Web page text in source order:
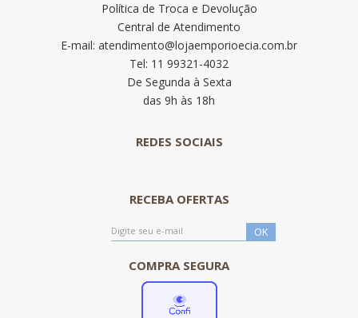
Política de Troca e Devolução
Central de Atendimento
E-mail: atendimento@lojaemporioecia.com.br
Tel: 11 99321-4032
De Segunda à Sexta
das 9h às 18h
REDES SOCIAIS
RECEBA OFERTAS
COMPRA SEGURA